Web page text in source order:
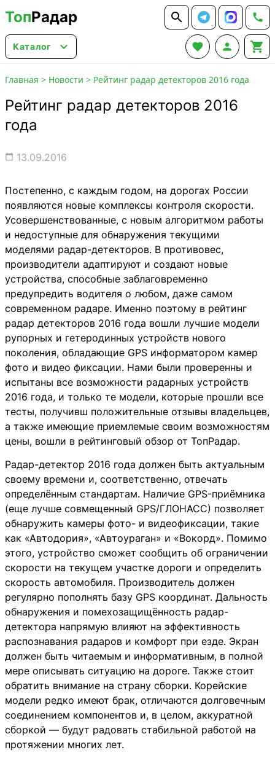
ТопРадар  
Каталог    
Главная > Новости > Рейтинг радар детекторов 2016 года
Рейтинг радар детекторов 2016
года
 13.09.2016
Постепенно, с каждым годом, на дорогах России
появляются новые комплексы контроля скорости.
Усовершенствованные, с новым алгоритмом работы
и недоступные для обнаружения текущими
моделями радар-детекторов. В противовес,
производители адаптируют и создают новые
устройства, способные заблаговременно
предупредить водителя о любом, даже самом
современном радаре. Именно поэтому в рейтинг
радар детекторов 2016 года вошли лучшие модели
рупорных и гетеродинных устройств нового
поколения, обладающие GPS информатором камер
фото и видео фиксации. Нами были проверенны и
испытаны все возможности радарных устройств
2016 года, и только те модели, которые прошли все
тесты, получивш положительные отзывы владельцев,
а также имеющие приемлемые своим возможностям
цены, вошли в рейтинговый обзор от ТопРадар.
Радар-детектор 2016 года должен быть актуальным
своему времени и, соответственно, отвечать
определённым стандартам. Наличие GPS-приёмника
(еще лучше совмещенный GPS/ГЛОНАСС) позволяет
обнаружить камеры фото- и видеофиксации, такие
как «Автодория», «Автоураган» и «Вокорд». Помимо
этого, устройство сможет сообщить об ограничении
скорости на текущем участке дороги и определить
скорость автомобиля. Производитель должен
регулярно пополнять базу GPS координат. Дальность
обнаружения и помехозащищённость радар-
детектора напрямую влияют на эффективность
распознавания радаров и комфорт при езде. Экран
должен быть читаемым и информативным, в полной
мере описывать ситуацию на дороге. Также стоит
обратить внимание на страну сборки. Корейские
модели редко имеют брак, отличаются долговечным
соединением компонентов и, в целом, аккуратной
сборкой — будут радовать стабильной работой на
протяжении многих лет.